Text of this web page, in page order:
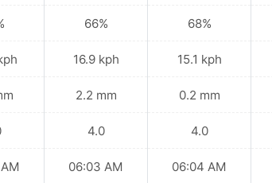
66%
16.9 kph
2.2 mm
4.0
06:03 AM
68%
15.1 kph
0.2 mm
4.0
06:04 AM